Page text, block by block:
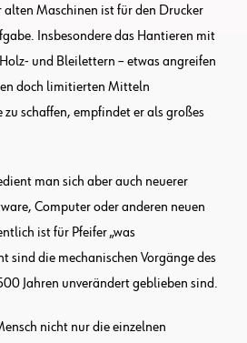
alten Maschinen ist für den Drucker
Insbesondere das Hantieren mit
und Bleilettern – etwas angreifen
doch limitierten Mitteln
schaffen, empfindet er als großes
man sich aber auch neuerer
Computer oder anderen neuen
ist für Pfeifer „was
sind die mechanischen Vorgänge des
Jahren unverändert geblieben sind.
nicht nur die einzelnen